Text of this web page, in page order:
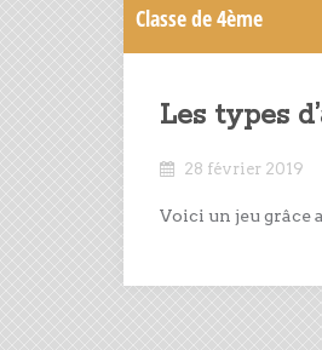
Classe de 4ème
Les types
28 février 2019
Voici un jeu grâce